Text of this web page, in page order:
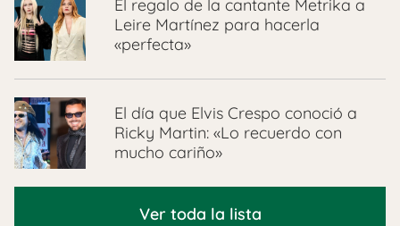
El regalo de la cantante Metrika a
Leire Martínez para hacerla
«perfecta»
El día que Elvis Crespo conoció a
Ricky Martin: «Lo recuerdo con
mucho cariño»
Ver toda la lista